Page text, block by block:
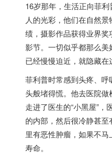
16岁那年，生活正向菲
人的光彩，他们在自然
绩，摄影作品获得业界
影节。一切似乎都那么
已经慢慢迫近，就隐藏在
菲利普时常感到头疼、
头般堵得慌。他去医院做
走进了医生的“小黑屋”
的内部，然后很冷静甚
里有恶性肿瘤，如果不
寿命。